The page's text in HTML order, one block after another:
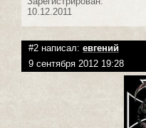
10.12.2011
#2 написал: евгений
9 сентября 2012 19:28